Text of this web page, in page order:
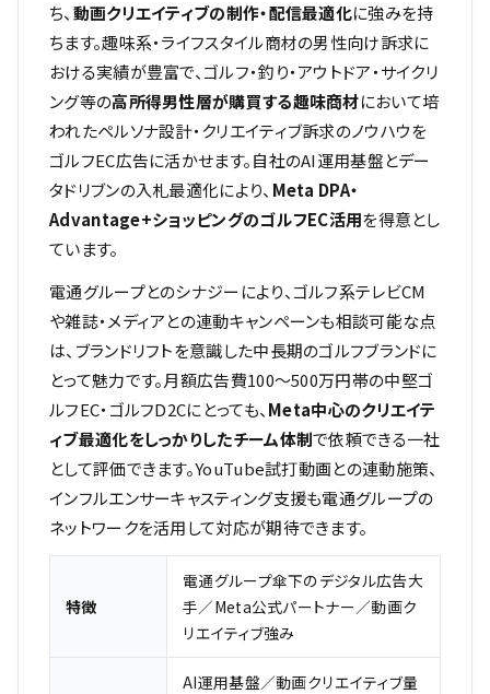
ち、 動画クリエイティブの制作・配信最適化に強みを持
ちます。趣味系・ライフスタイル商材の男性向け訴求に
おける実績が豊富で、ゴルフ・釣り・アウトドア・サイクリ
ング等の高所得男性層が購買する趣味商材において培
われたペルソナ設計・クリエイティブ訴求のノウハウを
ゴルフEC広告に活かせます。自社のAI運用基盤とデー
タドリブンの入札最適化により、 Meta DPA・
Advantage+ショッピングのゴルフEC活用を得意とし
ています。
電通グループとのシナジーにより、ゴルフ系テレビCM
や雑誌・メディアとの連動キャンペーンも相談可能な点
は、ブランドリフトを意識した中長期のゴルフブランドに
とって魅力です。月額広告費100〜500万円帯の中堅ゴ
ルフEC・ゴルフD2Cにとっても、 Meta中心のクリエイテ
ィブ最適化をしっかりしたチーム体制で依頼できる一社
として評価できます。YouTube試打動画との連動施策、
インフルエンサーキャスティング支援も電通グループの
ネットワークを活用して対応が期待できます。
特徴
電通グループ傘下のデジタル広告大
手／Meta公式パートナー／動画ク
リエイティブ強み
AI運用基盤／動画クリエイティブ量